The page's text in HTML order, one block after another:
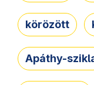
körözött
Apáthy-